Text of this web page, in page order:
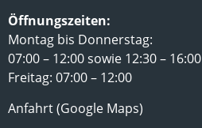
Öffnungszeiten:
Montag bis Donnerstag:
07:00 – 12:00 sowie 12:30 – 16:00
Freitag: 07:00 – 12:00
Anfahrt (Google Maps)